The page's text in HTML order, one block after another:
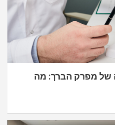
של מפרק הברך: מה